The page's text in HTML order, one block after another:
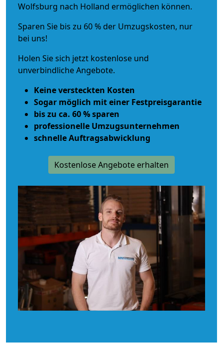
Wolfsburg nach Holland ermöglichen können.
Sparen Sie bis zu 60 % der Umzugskosten, nur
bei uns!
Holen Sie sich jetzt kostenlose und
unverbindliche Angebote.
Keine versteckten Kosten
Sogar möglich mit einer Festpreisgarantie
bis zu ca. 60 % sparen
professionelle Umzugsunternehmen
schnelle Auftragsabwicklung
Kostenlose Angebote erhalten